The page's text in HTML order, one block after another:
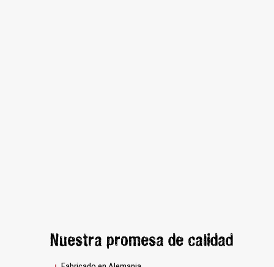
Nuestra promesa de calidad